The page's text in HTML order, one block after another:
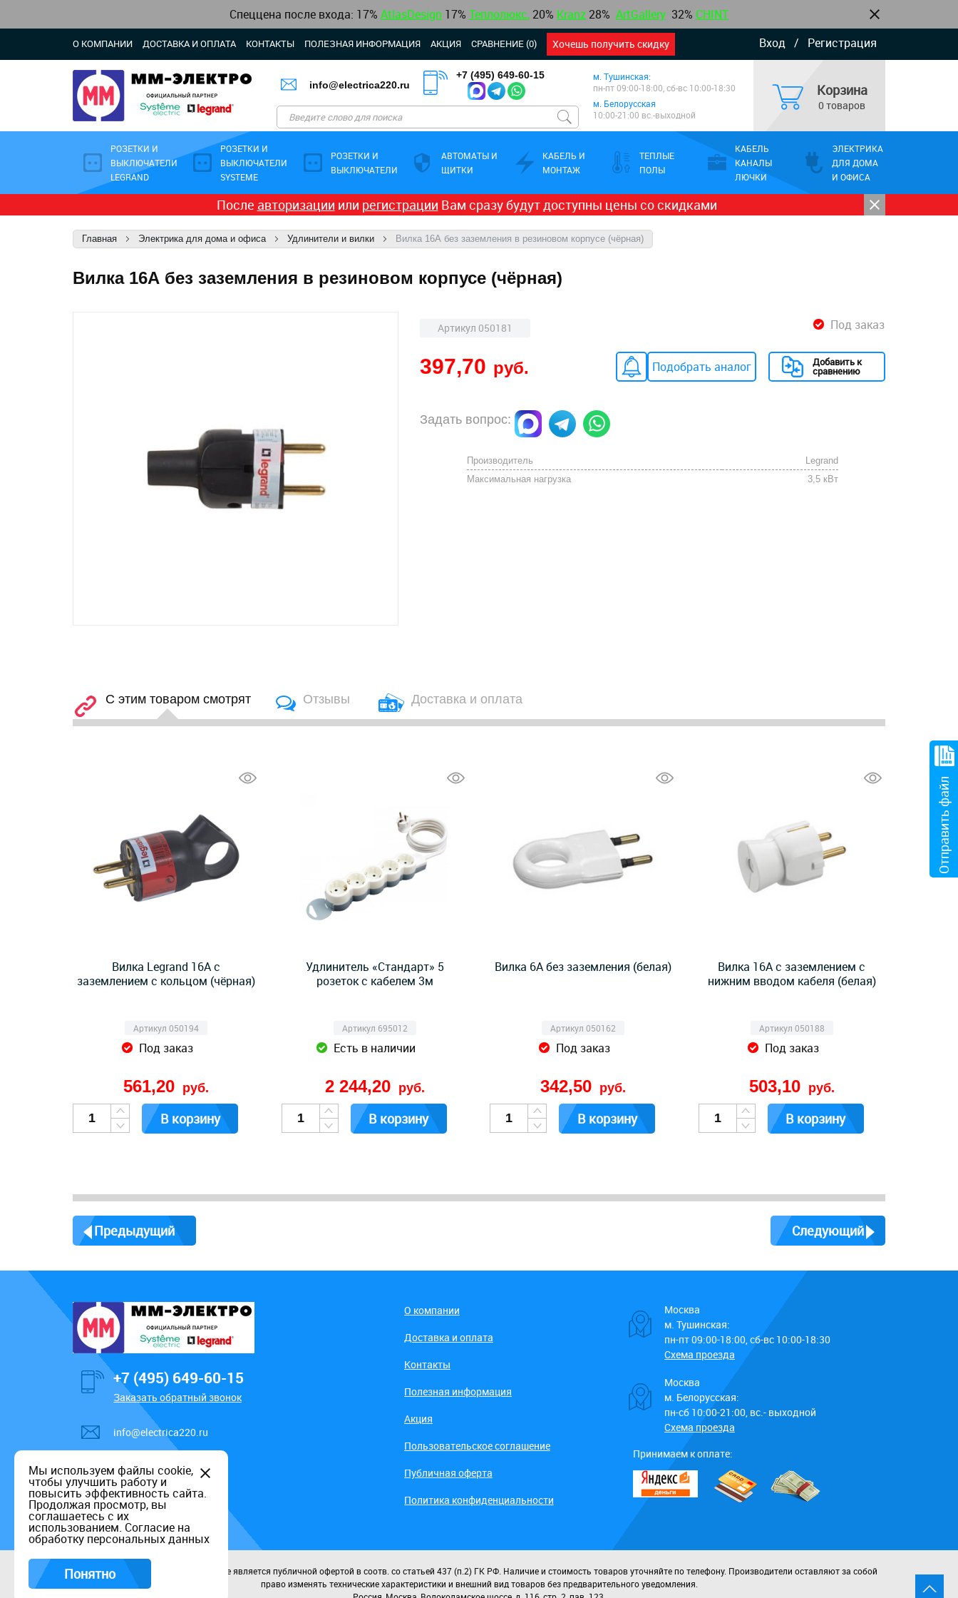
Спеццена после входа: 17% AtlasDesign 17% Теплолюкс, 20% Kranz 28% ArtGallery 32% CHINT
Вход / Регистрация
О КОМПАНИИ ДОСТАВКА И ОПЛАТА КОНТАКТЫ ПОЛЕЗНАЯ ИНФОРМАЦИЯ АКЦИЯ СРАВНЕНИЕ (0) Хочешь получить скидку
info@electrica220.ru
+7 (495) 649-60-15
м. Тушинская:
пн-пт 09:00-18:00, сб-вс 10:00-18:30
м. Белорусская
10:00-21:00 вс.-выходной
Корзина
0 товаров
РОЗЕТКИ И
ВЫКЛЮЧАТЕЛИ
LEGRAND
РОЗЕТКИ И
ВЫКЛЮЧАТЕЛИ
SYSTEME
РОЗЕТКИ И
ВЫКЛЮЧАТЕЛИ
АВТОМАТЫ И
ЩИТКИ
КАБЕЛЬ И
МОНТАЖ
ТЕПЛЫЕ
ПОЛЫ
КАБЕЛЬ
КАНАЛЫ
ЛЮЧКИ
ЭЛЕКТРИКА
ДЛЯ ДОМА
И ОФИСА
После авторизации или регистрации Вам сразу будут доступны цены со скидками
Главная Электрика для дома и офиса Удлинители и вилки Вилка 16А без заземления в резиновом корпусе (чёрная)
Вилка 16А без заземления в резиновом корпусе (чёрная)
Под заказ
Артикул 050181
397,70 руб. Подобрать аналог Добавить к
сравнению
Задать вопрос:
Производитель
Legrand
Максимальная нагрузка
3,5 кВт
С этим товаром смотрят Отзывы Доставка и оплата
Вилка Legrand 16А с
заземлением с кольцом (чёрная)
Артикул 050194
Под заказ
561,20 руб.
В корзину
Удлинитель «Стандарт» 5
розеток с кабелем 3м
Артикул 695012
Есть в наличии
2 244,20 руб.
В корзину
Вилка 6А без заземления (белая)
Артикул 050162
Под заказ
342,50 руб.
В корзину
Вилка 16А с заземлением с
нижним вводом кабеля (белая)
Артикул 050188
Под заказ
503,10 руб.
В корзину
Предыдущий Следующий
+7 (495) 649-60-15
Заказать обратный звонок
info@electrica220.ru
О компании
Доставка и оплата
Контакты
Полезная информация
Акция
Пользовательское соглашение
Публичная оферта
Политика конфиденциальности
Москва
м. Тушинская:
пн-пт 09:00-18:00, сб-вс 10:00-18:30
Схема проезда
Москва
м. Белорусская:
пн-сб 10:00-21:00, вс.- выходной
Схема проезда
Принимаем к оплате:
Данный информационный ресурс не является публичной офертой в соотв. со статьей 437 (п.2) ГК РФ. Наличие и стоимость товаров уточняйте по телефону. Производители оставляют за собой
право изменять технические характеристики и внешний вид товаров без предварительного уведомления.
Отправить файл
Мы используем файлы cookie,
чтобы улучшить работу и
повысить эффективность сайта.
Продолжая просмотр, вы
соглашаетесь с их
использованием. Согласие на
обработку персональных данных
Понятно